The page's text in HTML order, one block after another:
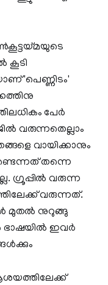
കൂടി
'പെണ്ണിടം'
പേര്‍
വരുന്നതെല്ലാം
വായിക്കാനും
തന്നെ
ഗ്രൂപ്പില്‍ വരുന്ന
വരുന്നത്.
മുതല്‍ നുറുങ്ങു
ഭാഷയില്‍ ഇവര്‍